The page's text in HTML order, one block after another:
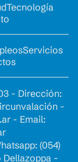
Tecnología
Servicios
- Dirección:
-
- Email:
(054)
Dellazoppa -